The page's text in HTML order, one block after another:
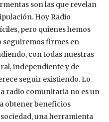
son las que revelan
Hoy Radio
pero quienes hemos
seguiremos firmes en
con todas nuestras
independiente y de
seguir existiendo. Lo
radio comunitaria no es un
obtener beneficios
una herramienta